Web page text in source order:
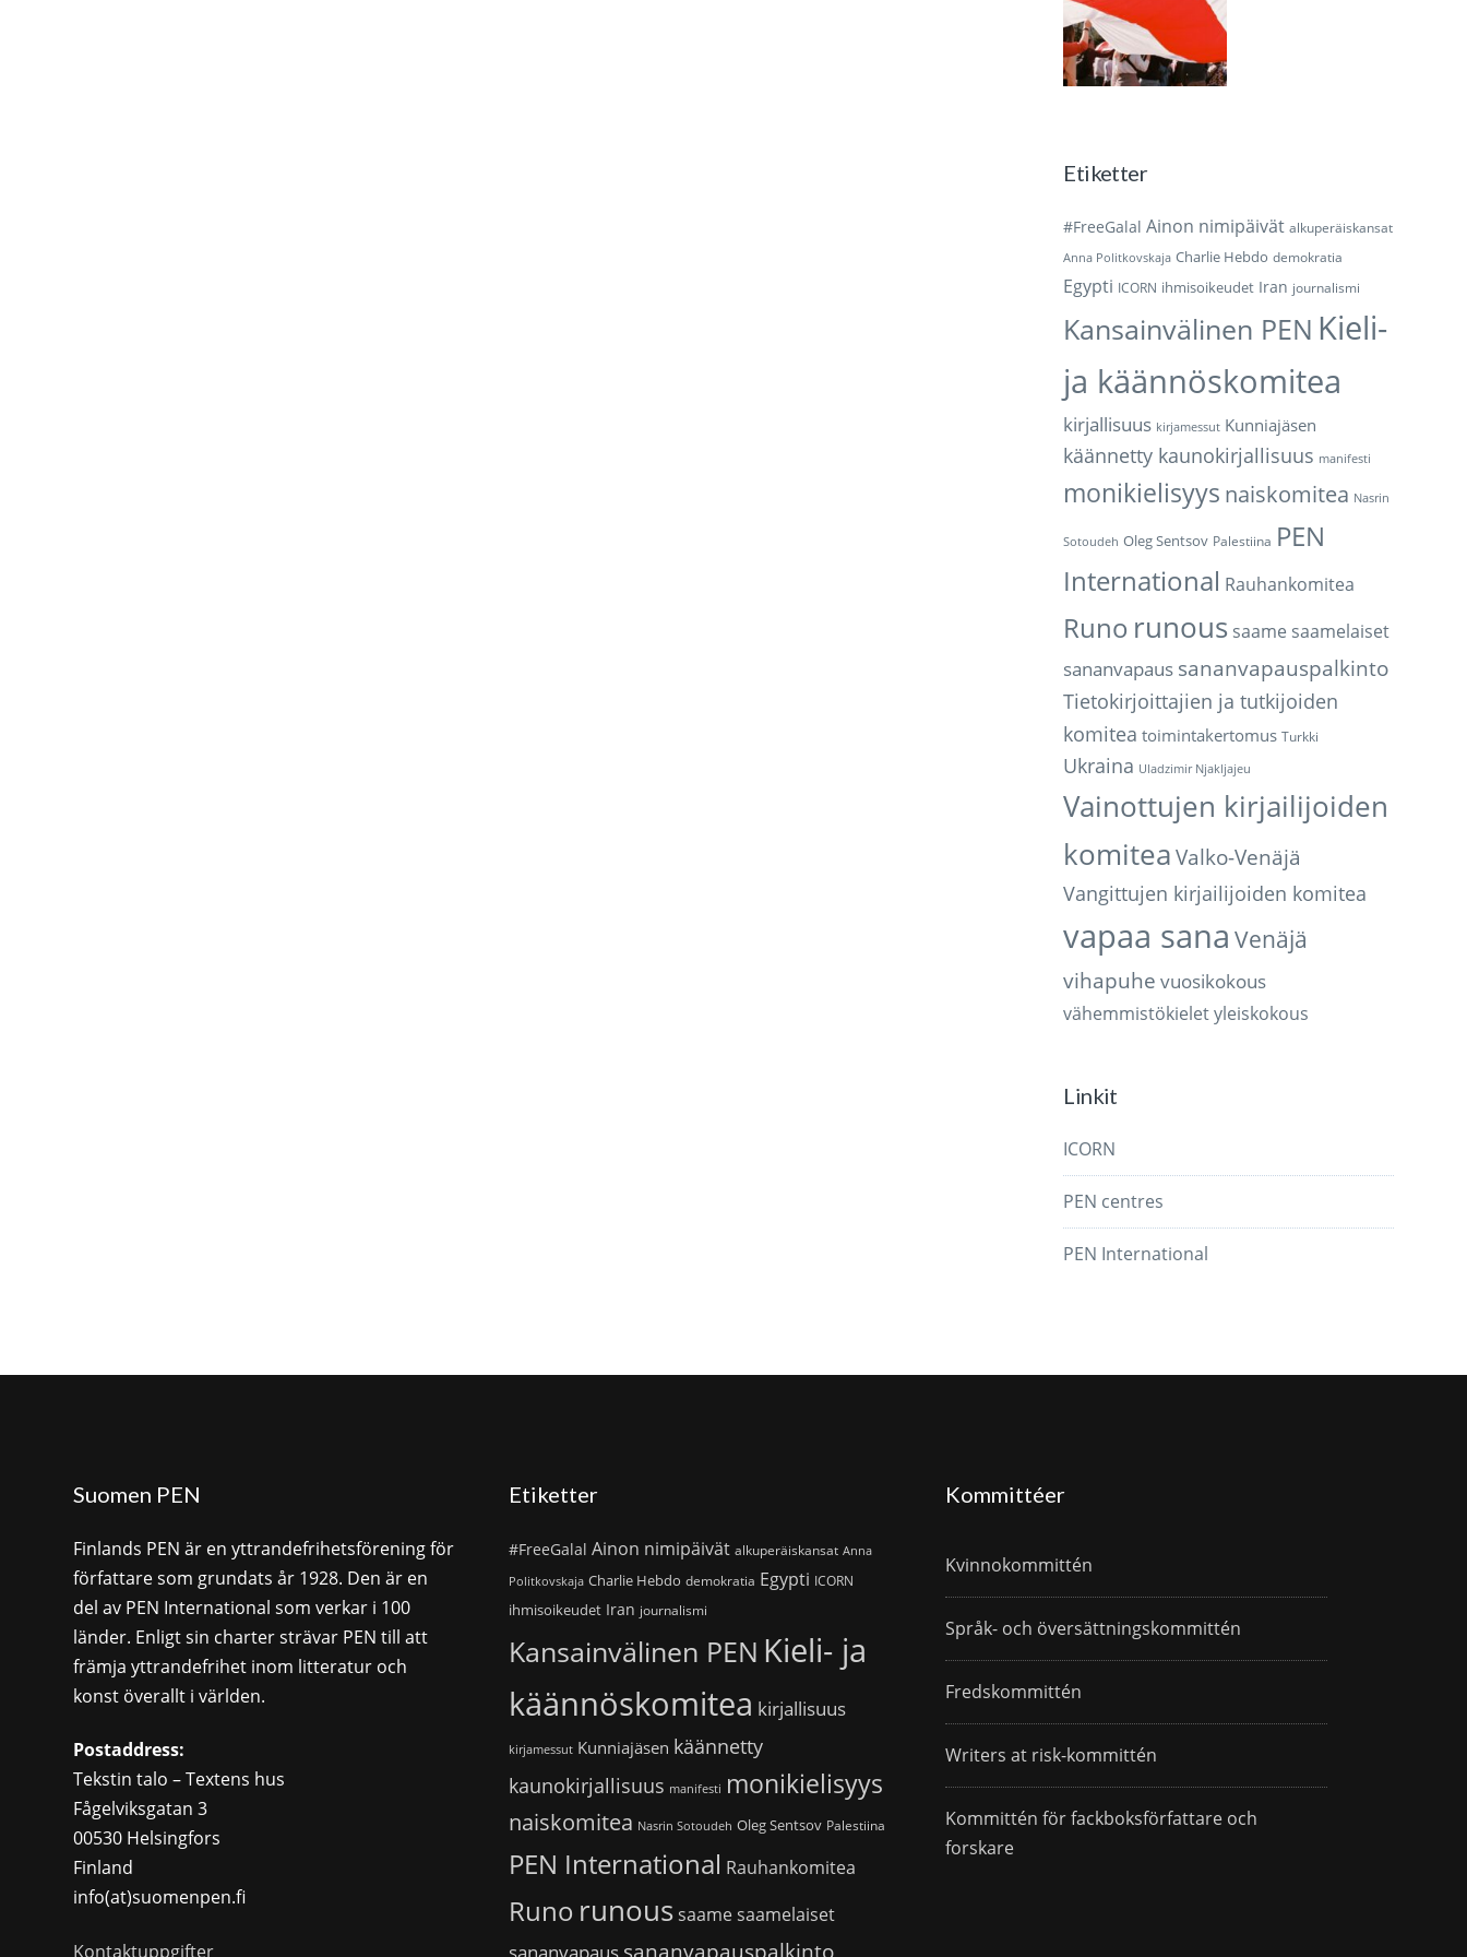
Etiketter
#FreeGalal Ainon nimipäivät alkuperäiskansat
Anna Politkovskaja Charlie Hebdo demokratia
Egypti ICORN ihmisoikeudet Iran journalismi
Kansainvälinen PEN Kieli-
ja käännöskomitea
kirjallisuus kirjamessut Kunniajäsen
käännetty kaunokirjallisuus manifesti
monikielisyys naiskomitea Nasrin
Sotoudeh Oleg Sentsov Palestiina PEN
International Rauhankomitea
Runo runous saame saamelaiset
sananvapaus sananvapauspalkinto
Tietokirjoittajien ja tutkijoiden
komitea toimintakertomus Turkki
Ukraina Uladzimir Njakljajeu
Vainottujen kirjailijoiden
komitea Valko-Venäjä
Vangittujen kirjailijoiden komitea
vapaa sana Venäjä
vihapuhe vuosikokous
vähemmistökieletyleiskokous
Linkit
ICORN
PEN centres
PEN International
Suomen PEN
Finlands PEN är en yttrandefrihetsförening för
författare som grundats år 1928. Den är en
del av PEN International som verkar i 100
länder. Enligt sin charter strävar PEN till att
främja yttrandefrihet inom litteratur och
konst överallt i världen.
Postaddress:
Tekstin talo – Textens hus
Fågelviksgatan 3
00530 Helsingfors
Finland
info(at)suomenpen.fi
Kontaktuppgifter
Etiketter
#FreeGalal Ainon nimipäivät alkuperäiskansat Anna
Politkovskaja Charlie Hebdo demokratia Egypti ICORN
ihmisoikeudet Iran journalismi
Kansainvälinen PEN Kieli- ja
käännöskomitea kirjallisuus
kirjamessut Kunniajäsen käännetty
kaunokirjallisuus manifesti monikielisyys
naiskomitea Nasrin Sotoudeh Oleg Sentsov Palestiina
PEN International Rauhankomitea
Runo runoussaamesaamelaiset
sananvapaus sananvapauspalkinto
Kommittéer
Kvinnokommittén
Språk- och översättningskommittén
Fredskommittén
Writers at risk-kommittén
Kommittén för fackboksförfattare och
forskare